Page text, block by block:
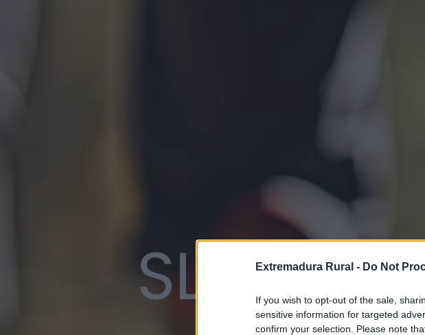
Extremadura Rural - Do Not
If you wish to opt-out of the sale,
sensitive information for targeted
confirm your selection. Please note
SL-CC